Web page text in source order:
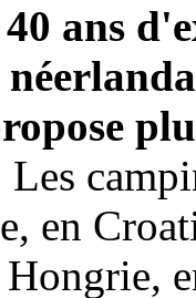
ans
Les
en